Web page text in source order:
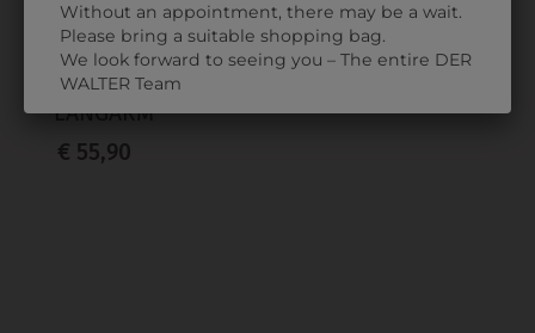
302731199
HEMD
LANGARM
€ 55,90
Without an appointment, there may be a wait.
Please bring a suitable shopping bag.
We look forward to seeing you – The entire DER
WALTER Team